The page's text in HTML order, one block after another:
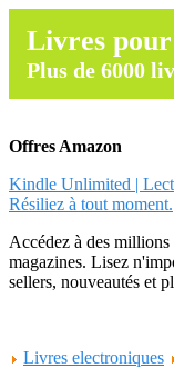
Livres
Plus de 6000
Offres Amazon
Kindle Unlimited |
Résiliez à tout moment.
Accédez à des
magazines. Lisez
sellers, nouveautés et
Livres electroniques